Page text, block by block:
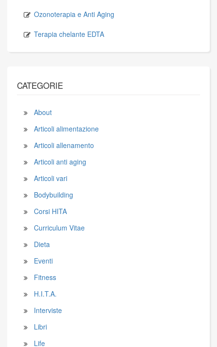
Ozonoterapia e Anti Aging
Terapia chelante EDTA
CATEGORIE
About
Articoli alimentazione
Articoli allenamento
Articoli anti aging
Articoli vari
Bodybuilding
Corsi HITA
Curriculum Vitae
Dieta
Eventi
Fitness
H.I.T.A.
Interviste
Libri
Life